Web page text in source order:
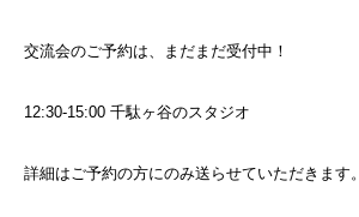
交流会のご予約は、まだまだ受付中！
12:30-15:00 千駄ヶ谷のスタジオ
詳細はご予約の方にのみ送らせていただきます。